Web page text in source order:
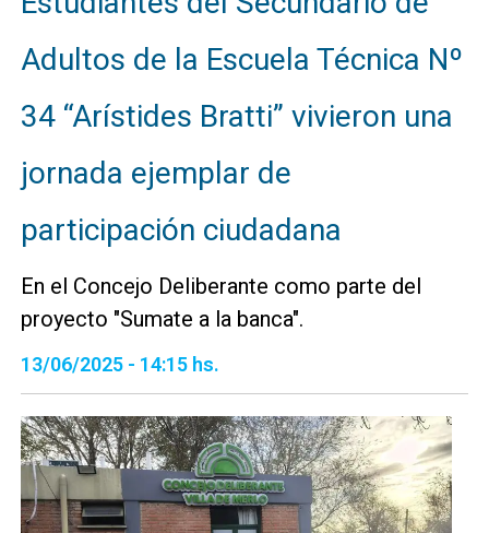
Adultos de la Escuela Técnica Nº
34 “Arístides Bratti” vivieron una
jornada ejemplar de
participación ciudadana
En el Concejo Deliberante como parte del
proyecto "Sumate a la banca".
13/06/2025 - 14:15 hs.